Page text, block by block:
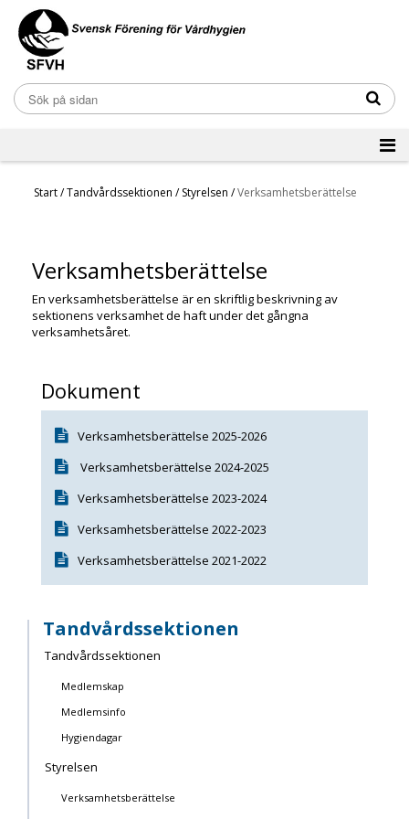
Start/Tandvårdssektionen / Styrelsen /Verksamhetsberättelse
Verksamhetsberättelse
En verksamhetsberättelse är en skriftlig beskrivning av
sektionens verksamhet de haft under det gångna
verksamhetsåret.
Dokument
Verksamhetsberättelse 2025-2026
Verksamhetsberättelse 2024-2025
Verksamhetsberättelse 2023-2024
Verksamhetsberättelse 2022-2023
Verksamhetsberättelse 2021-2022
Tandvårdssektionen
Tandvårdssektionen
Medlemskap
Medlemsinfo
Hygiendagar
Styrelsen
Verksamhetsberättelse